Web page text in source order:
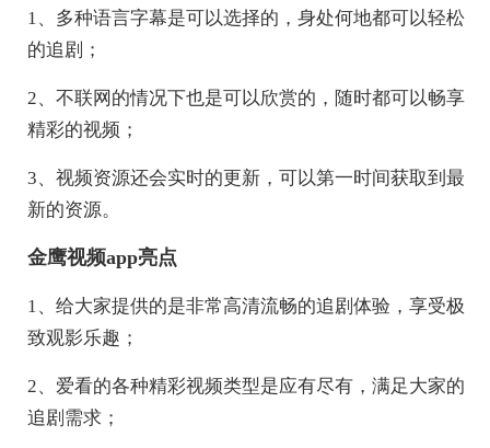
1、多种语言字幕是可以选择的，身处何地都可以轻松
的追剧；
2、不联网的情况下也是可以欣赏的，随时都可以畅享
精彩的视频；
3、视频资源还会实时的更新，可以第一时间获取到最
新的资源。
金鹰视频app亮点
1、给大家提供的是非常高清流畅的追剧体验，享受极
致观影乐趣；
2、爱看的各种精彩视频类型是应有尽有，满足大家的
追剧需求；